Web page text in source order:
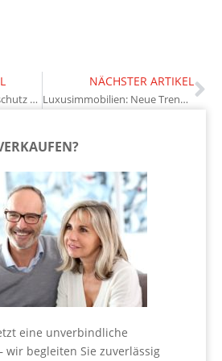
Energieeffizienz: Klimaschutz durch Gebäudesanierung
NÄCHSTER ARTIKEL
Luxusimmobilien: Neue Trends und Chancen
eine unverbindliche
wir begleiten Sie zuverlässig